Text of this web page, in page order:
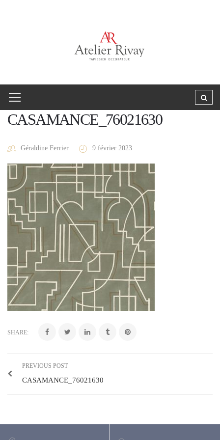
CASAMANCE_76021630
Géraldine Ferrier 9 février 2023
SHARE:
PREVIOUS POST
CASAMANCE_76021630